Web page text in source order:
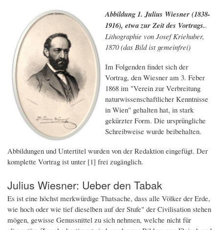
Abbildung 1. Julius Wiesner (1838-
1916), etwa zur Zeit des Vortrags..
Lithographie von Josef Kriehuber,
1870 (das Bild ist gemeinfrei)
Im Folgenden findet sich der
Vortrag, den Wiesner am 3. Feber
1868 im "Verein zur Verbreitung
naturwissenschaftlicher Kenntnisse
in Wien" gehalten hat, in stark
gekürzter Form. Die ursprüngliche
Schreibweise wurde beibehalten.
Abbildungen und Untertitel wurden von der Redaktion eingefügt. Der
komplette Vortrag ist unter [1] frei zugänglich.
Julius Wiesner: Ueber den Tabak
Es ist eine höchst merkwürdige Thatsache, dass alle Völker der Erde,
wie hoch oder wie tief dieselben auf der Stufe" der Civilisation stehen
mögen, gewisse Genussnittel zu sich nehmen, welche nicht für